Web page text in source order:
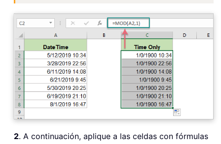
2. A continuación, aplique a las celdas con fórmulas